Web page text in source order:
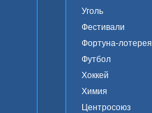
Уголь
Фестивали
Фортуна-лотерея
Футбол
Хоккей
Химия
Центросоюз